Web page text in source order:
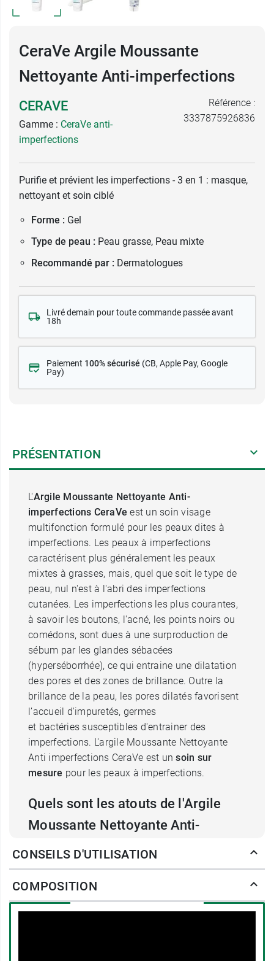
CeraVe Argile Moussante
Nettoyante Anti-imperfections
CERAVE
Gamme : CeraVe anti-
imperfections
Référence :
3337875926836
Purifie et prévient les imperfections - 3 en 1 : masque,
nettoyant et soin ciblé
Forme : Gel
Type de peau : Peau grasse, Peau mixte
Recommandé par : Dermatologues
Livré demain pour toute commande passée avant
18h
Paiement 100% sécurisé (CB, Apple Pay, Google
Pay)
PRÉSENTATION
L'Argile Moussante Nettoyante Anti-
imperfections CeraVe est un soin visage
multifonction formulé pour les peaux dites à
imperfections. Les peaux à imperfections
caractérisent plus généralement les peaux
mixtes à grasses, mais, quel que soit le type de
peau, nul n'est à l'abri des imperfections
cutanées. Les imperfections les plus courantes,
à savoir les boutons, l'acné, les points noirs ou
comédons, sont dues à une surproduction de
sébum par les glandes sébacées
(hyperséborrhée), ce qui entraine une dilatation
des pores et des zones de brillance. Outre la
brillance de la peau, les pores dilatés favorisent
l’accueil d'impuretés, germes
et bactéries susceptibles d'entrainer des
imperfections. L'argile Moussante Nettoyante
Anti imperfections CeraVe est unsoin sur
mesure pour les peaux à imperfections.
Quels sont les atouts de l'Argile
Moussante Nettoyante Anti-
imperfections Cerave ?
Ce produit anti-imperfections CeraVe est un soin
multifonction que vous pourrez utiliser comme
nettoyant visageanti-imperfections à intégrer
CONSEILS D'UTILISATION
COMPOSITION